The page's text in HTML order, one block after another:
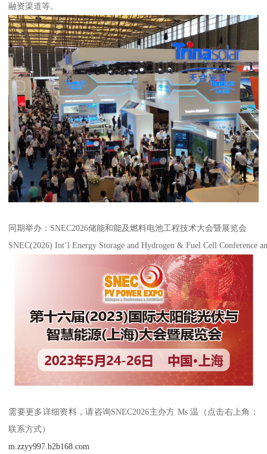
融资渠道等。
同期举办：SNEC2026储能和能及燃料电池工程技术大会暨展览会
SNEC(2026) Int’l Energy Storage and Hydrogen & Fuel Cell Conference
需要更多详细资料，请咨询SNEC2026主办方 Ms 温（点击右上角：
联系方式）
m.zzyy997.b2b168.com